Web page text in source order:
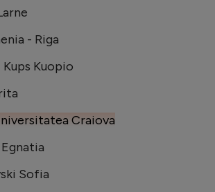
cont
- Riga
Kups Kuopio
Craiova
Sofia